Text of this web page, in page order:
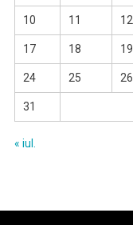
10 11 12
17 18 19
24 25 26
31
« iul.